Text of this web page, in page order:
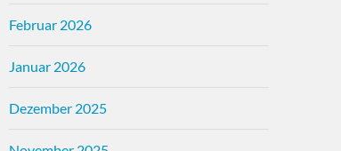
Februar 2026
Januar 2026
Dezember 2025